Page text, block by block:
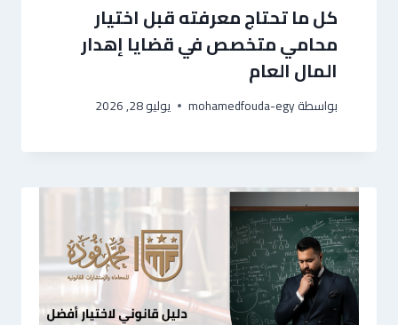
كل ما تحتاج معرفته قبل اختيار
محامي متخصص في قضايا إهدار
المال العام
بواسطةmohamedfouda-egy يوليو 28, 2026